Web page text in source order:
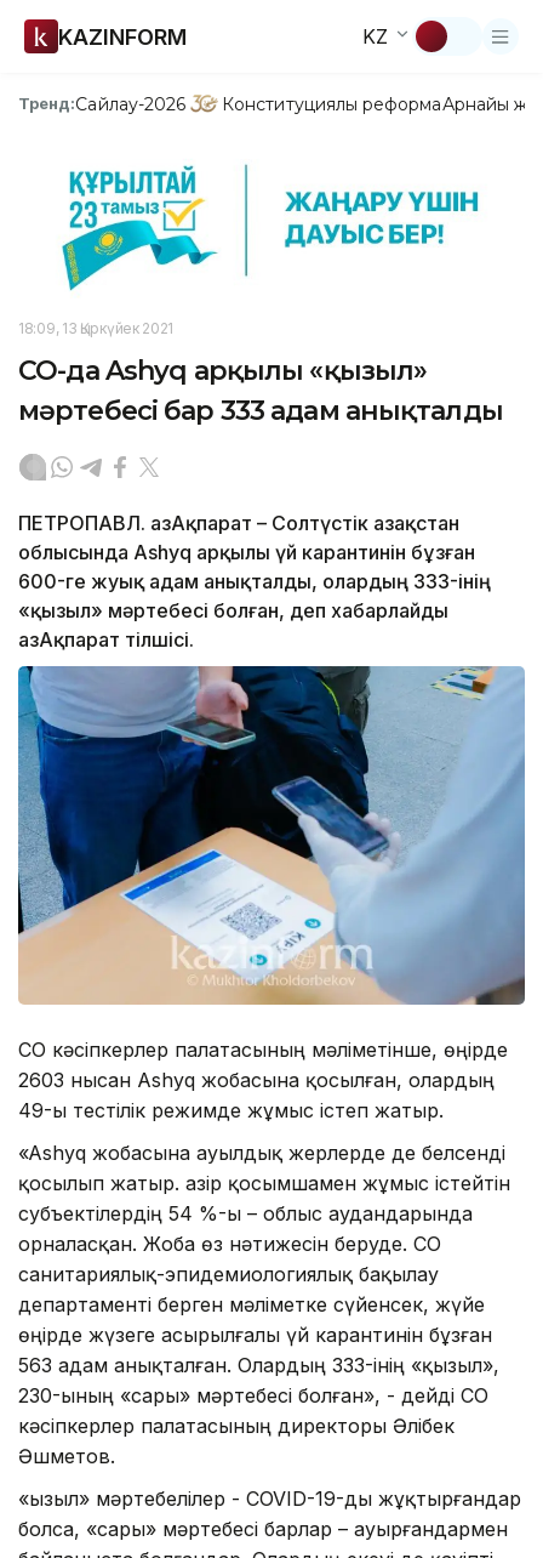
KAZINFORM KZ
Тренд:Сайлау-2026 Конституциялық реформаАрнайы
18:09, 13 Қыркүйек 2021
СҚО-да Ashyq арқылы «қызыл»
мәртебесі бар 333 адам анықталды
ПЕТРОПАВЛ. ҚазАқпарат – Солтүстік Қазақстан
облысында Ashyq арқылы үй карантинін бұзған
600-ге жуық адам анықталды, олардың 333-інің
«қызыл» мәртебесі болған, деп хабарлайды
ҚазАқпарат тілшісі.
СҚО кәсіпкерлер палатасының мәліметінше, өңірде
2603 нысан Ashyq жобасына қосылған, олардың
49-ы тестілік режимде жұмыс істеп жатыр.
«Ashyq жобасына ауылдық жерлерде де белсенді
қосылып жатыр. Қазір қосымшамен жұмыс істейтін
субъектілердің 54 %-ы – облыс аудандарында
орналасқан. Жоба өз нәтижесін беруде. СҚО
санитариялық-эпидемиологиялық бақылау
департаменті берген мәліметке сүйенсек, жүйе
өңірде жүзеге асырылғалы үй карантинін бұзған
563 адам анықталған. Олардың 333-інің «қызыл»,
230-ының «сары» мәртебесі болған», - дейді СҚО
кәсіпкерлер палатасының директоры Әлібек
Әшметов.
«Қызыл» мәртебелілер - COVID-19-ды жұқтырғандар
болса, «сары» мәртебесі барлар – ауырғандармен